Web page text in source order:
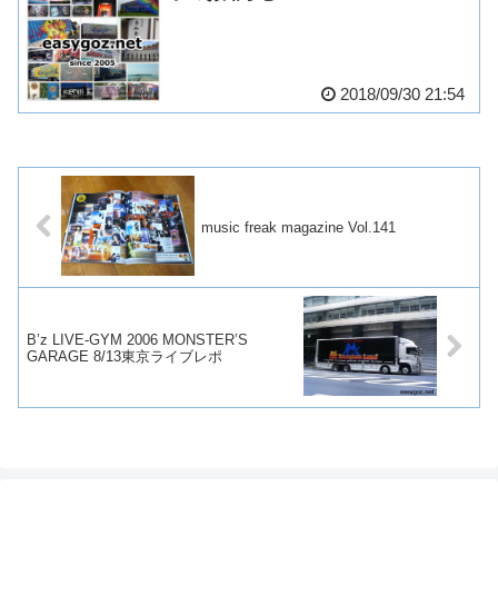
2018/09/30 21:54
music freak magazine Vol.141
B’z LIVE-GYM 2006 MONSTER’S
GARAGE 8/13東京ライブレポ